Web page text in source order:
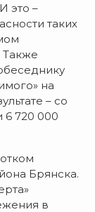
это –
таких
на
– со
6 720 000
Брянска.
в